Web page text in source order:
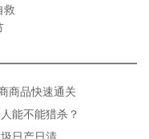
救
商品快速通关
能不能猎杀？